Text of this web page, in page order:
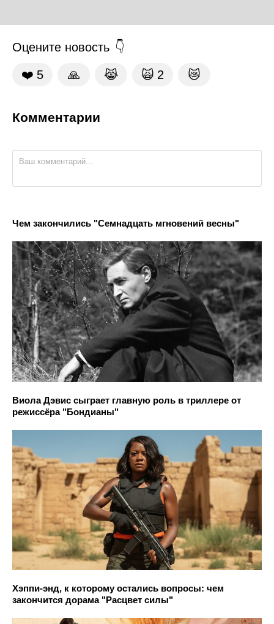
Оцените новость
❤️ 5 🙏 😹 🙀 2 😿
Комментарии
Чем закончились "Семнадцать мгновений весны"
Виола Дэвис сыграет главную роль в триллере от
режиссёра "Бондианы"
Хэппи-энд, к которому остались вопросы: чем
закончится дорама "Расцвет силы"